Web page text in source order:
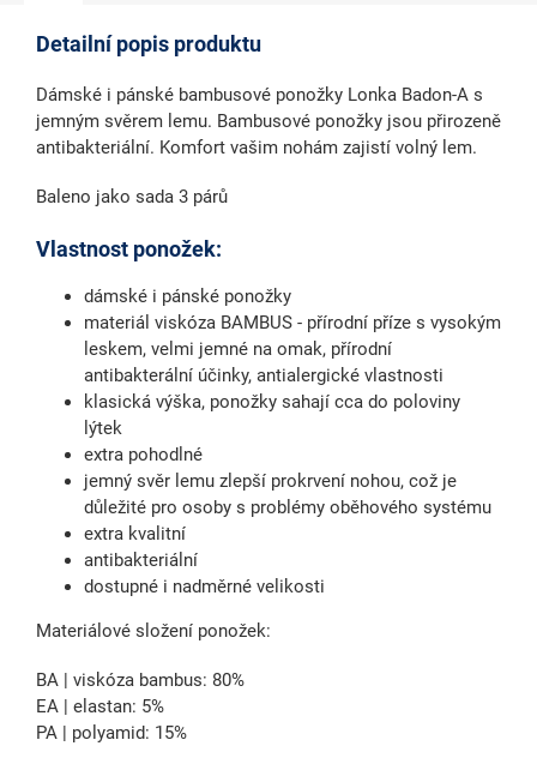
Detailní popis produktu
Dámské i pánské bambusové ponožky Lonka Badon-A s
jemným svěrem lemu. Bambusové ponožky jsou přirozeně
antibakteriální. Komfort vašim nohám zajistí volný lem.
Baleno jako sada 3 párů
Vlastnost ponožek:
dámské i pánské ponožky
materiál viskóza BAMBUS - přírodní příze s vysokým
leskem, velmi jemné na omak, přírodní
antibakterální účinky, antialergické vlastnosti
klasická výška, ponožky sahají cca do poloviny
lýtek
extra pohodlné
jemný svěr lemu zlepší prokrvení nohou, což je
důležité pro osoby s problémy oběhového systému
extra kvalitní
antibakteriální
dostupné i nadměrné velikosti
Materiálové složení ponožek:
BA | viskóza bambus: 80%
EA | elastan: 5%
PA | polyamid: 15%